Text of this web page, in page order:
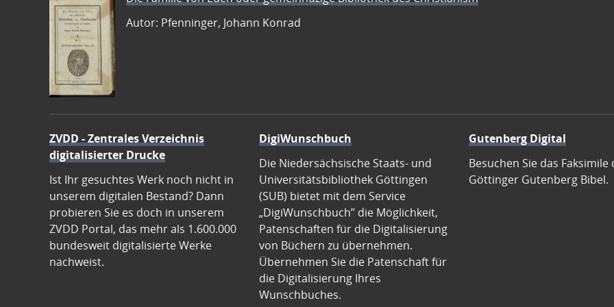
Autor: Pfenninger, Johann Konrad
ZVDD - Zentrales Verzeichnis
digitalisierter Drucke
Ist Ihr gesuchtes Werk noch nicht in
unserem digitalen Bestand? Dann
probieren Sie es doch in unserem
ZVDD Portal, das mehr als 1.600.000
bundesweit digitalisierte Werke
nachweist.
DigiWunschbuch
Die Niedersächsische Staats- und
Universitätsbibliothek Göttingen
(SUB) bietet mit dem Service
„DigiWunschbuch” die Möglichkeit,
Patenschaften für die Digitalisierung
von Büchern zu übernehmen.
Übernehmen Sie die Patenschaft für
die Digitalisierung Ihres
Wunschbuches.
Gutenberg Digital
Besuchen Sie das Faksimile
Göttinger Gutenberg Bibel.